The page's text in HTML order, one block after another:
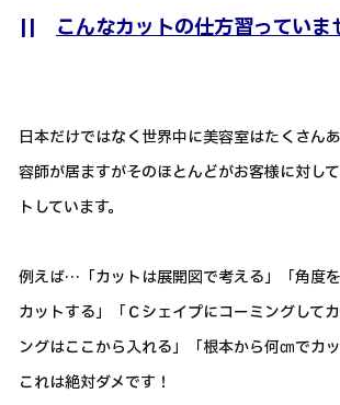
|| こんなカットの仕方習っていま
日本だけではなく世界中に美容室はたくさん
容師が居ますがそのほとんどがお客様に対し
トしています。
例えば…「カットは展開図で考える」「角度
カットする」「Ｃシェイプにコーミングして
ングはここから入れる」「根本から何㎝でカ
これは絶対ダメです！